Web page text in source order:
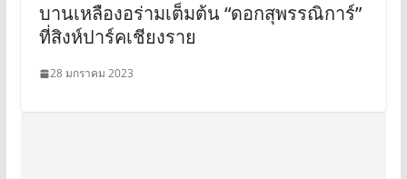
บานเหลืองอร่ามเต็มต้น “ดอกสุพรรณิการ์”
ที่สิงห์ปาร์คเชียงราย
28 มกราคม 2023